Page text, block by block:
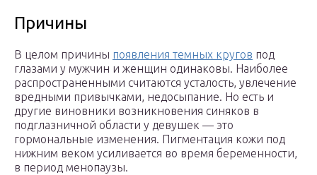
Причины
В целом причины появления темных кругов под
глазами у мужчин и женщин одинаковы. Наиболее
распространенными считаются усталость, увлечение
вредными привычками, недосыпание. Но есть и
другие виновники возникновения синяков в
подглазничной области у девушек — это
гормональные изменения. Пигментация кожи под
нижним веком усиливается во время беременности,
в период менопаузы.